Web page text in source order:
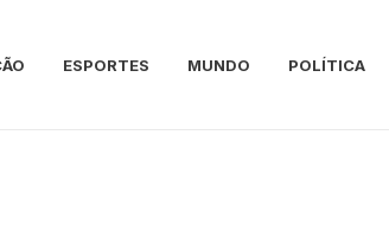
ESPORTES MUNDO POLÍTICA